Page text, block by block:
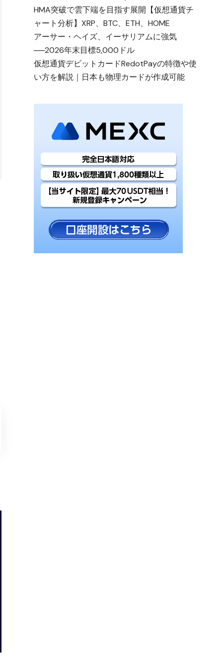
HMA突破で雲下端を目指す展開【仮想通貨チ
ャート分析】XRP、BTC、ETH、HOME
アーサー・ヘイズ、イーサリアムに強気
──2026年末目標5,000ドル
仮想通貨デビットカードRedotPayの特徴や使
い方を解説｜日本も物理カードが作成可能